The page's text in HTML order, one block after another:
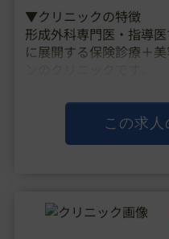
▼クリニックの特徴
形成外科専門医・指導
に展開する保険診療＋
いやすい価格設定や保
くりを行い、都内だと3
のある人気クリニックと
この求人